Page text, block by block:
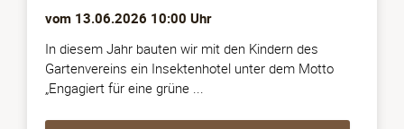
vom 13.06.2026 10:00 Uhr
In diesem Jahr bauten wir mit den Kindern des
Gartenvereins ein Insektenhotel unter dem Motto
„Engagiert für eine grüne ...